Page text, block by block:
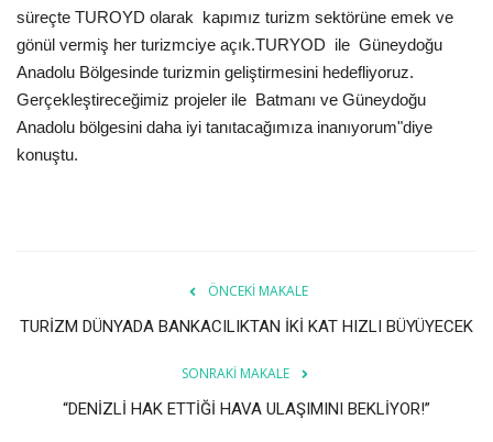
Köşe Yazarları
Galeri
süreçte TUROYD olarak kapımız turizm sektörüne emek ve
gönül vermiş her turizmciye açık.TURYOD ile Güneydoğu
Anadolu Bölgesinde turizmin geliştirmesini hedefliyoruz.
Gerçekleştireceğimiz projeler ile Batmanı ve Güneydoğu
Anadolu bölgesini daha iyi tanıtacağımıza inanıyorum"diye
konuştu.
ÖNCEKI MAKALE
TURİZM DÜNYADA BANKACILIKTAN İKİ KAT HIZLI BÜYÜYECEK
SONRAKI MAKALE
“DENİZLİ HAK ETTİĞİ HAVA ULAŞIMINI BEKLİYOR!”